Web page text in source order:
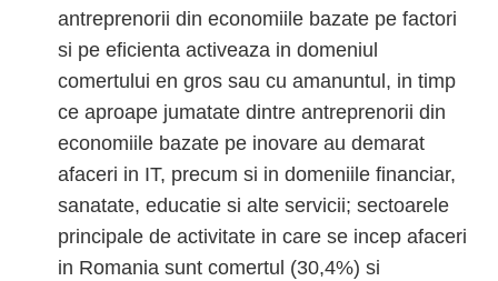
antreprenorii din economiile bazate pe factori
si pe eficienta activeaza in domeniul
comertului en gros sau cu amanuntul, in timp
ce aproape jumatate dintre antreprenorii din
economiile bazate pe inovare au demarat
afaceri in IT, precum si in domeniile financiar,
sanatate, educatie si alte servicii; sectoarele
principale de activitate in care se incep afaceri
in Romania sunt comertul (30,4%) si